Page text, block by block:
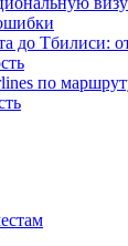
до Тбилиси:
по